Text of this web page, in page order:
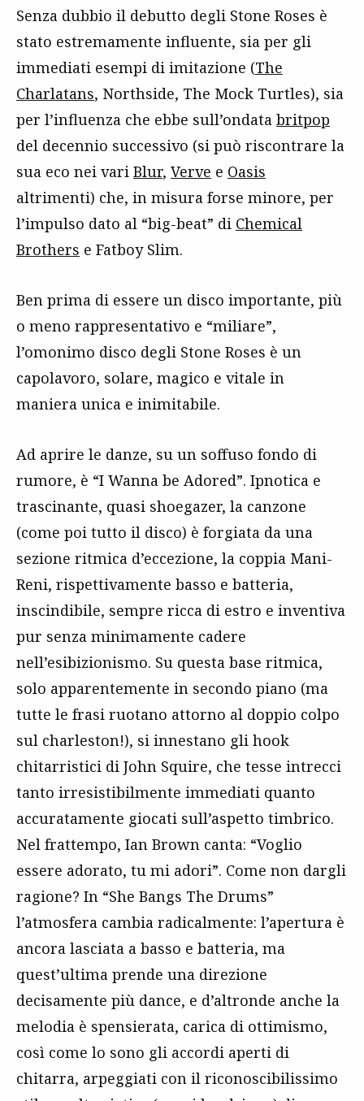
Senza dubbio il debutto degli Stone Roses è
stato estremamente influente, sia per gli
immediati esempi di imitazione (The
Charlatans, Northside, The Mock Turtles), sia
per l’influenza che ebbe sull’ondata britpop
del decennio successivo (si può riscontrare la
sua eco nei vari Blur, Verve e Oasis
altrimenti) che, in misura forse minore, per
l’impulso dato al “big-beat” di Chemical
Brothers e Fatboy Slim.
Ben prima di essere un disco importante, più
o meno rappresentativo e “miliare”,
l’omonimo disco degli Stone Roses è un
capolavoro, solare, magico e vitale in
maniera unica e inimitabile.
Ad aprire le danze, su un soffuso fondo di
rumore, è “I Wanna be Adored”. Ipnotica e
trascinante, quasi shoegazer, la canzone
(come poi tutto il disco) è forgiata da una
sezione ritmica d’eccezione, la coppia Mani-
Reni, rispettivamente basso e batteria,
inscindibile, sempre ricca di estro e inventiva
pur senza minimamente cadere
nell’esibizionismo. Su questa base ritmica,
solo apparentemente in secondo piano (ma
tutte le frasi ruotano attorno al doppio colpo
sul charleston!), si innestano gli hook
chitarristici di John Squire, che tesse intrecci
tanto irresistibilmente immediati quanto
accuratamente giocati sull’aspetto timbrico.
Nel frattempo, Ian Brown canta: “Voglio
essere adorato, tu mi adori”. Come non dargli
ragione? In “She Bangs The Drums”
l’atmosfera cambia radicalmente: l’apertura è
ancora lasciata a basso e batteria, ma
quest’ultima prende una direzione
decisamente più dance, e d’altronde anche la
melodia è spensierata, carica di ottimismo,
così come lo sono gli accordi aperti di
chitarra, arpeggiati con il riconoscibilissimo